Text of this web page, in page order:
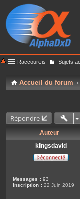
Raccourcis Sujets
Accueil du forum
Répondre
Auteur
kingsdavid
Messages : 93
Inscription : 22 Juin 2019